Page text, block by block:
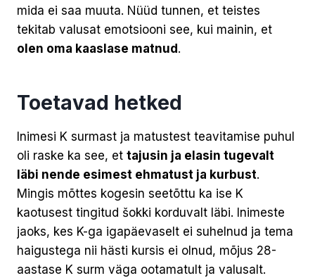
mida ei saa muuta. Nüüd tunnen, et teistes
tekitab valusat emotsiooni see, kui mainin, et
olen oma kaaslase matnud .
Toetavad hetked
Inimesi K surmast ja matustest teavitamise puhul
oli raske ka see, et tajusin ja elasin tugevalt
läbi nende esimest ehmatust ja kurbust.
Mingis mõttes kogesin seetõttu ka ise K
kaotusest tingitud šokki korduvalt läbi. Inimeste
jaoks, kes K-ga igapäevaselt ei suhelnud ja tema
haigustega nii hästi kursis ei olnud, mõjus 28-
aastase K surm väga ootamatult ja valusalt.